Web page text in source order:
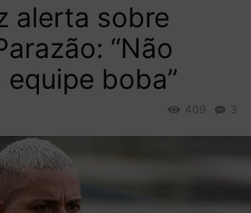
alerta sobre
“Não
boba”
3
409